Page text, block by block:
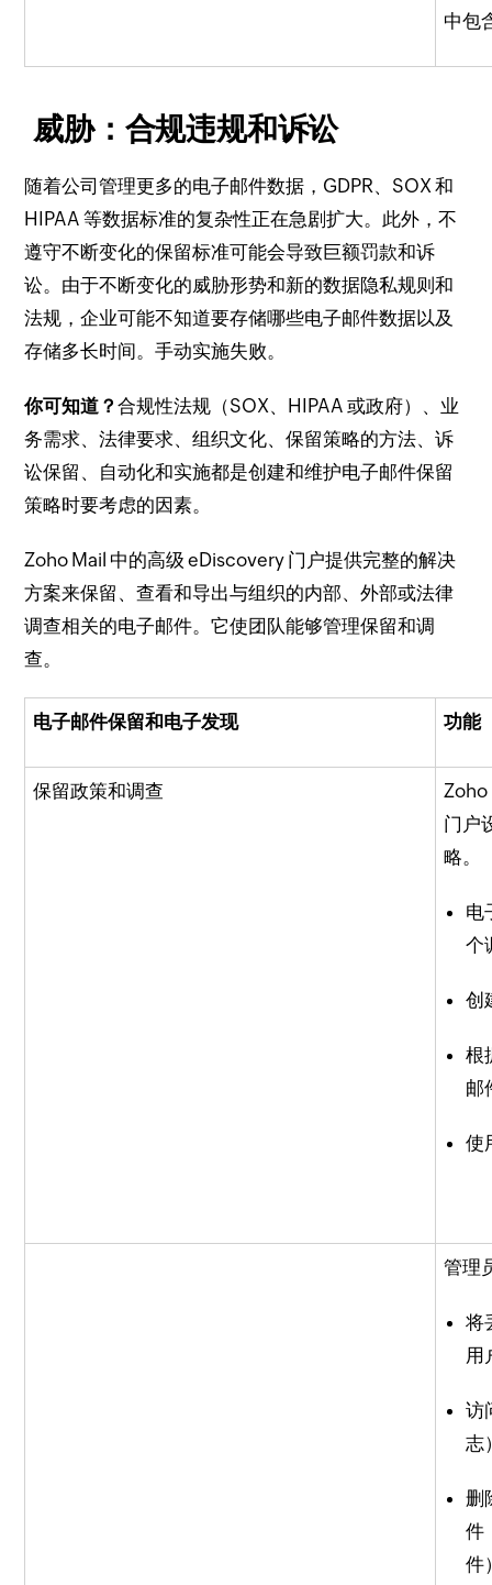
中包
威胁：合规违规和诉讼
随着公司管理更多的电子邮件数据，GDPR、SOX 和
HIPAA 等数据标准的复杂性正在急剧扩大。 此外，不
遵守不断变化的保留标准可能会导致巨额罚款和诉
讼。 由于不断变化的威胁形势和新的数据隐私规则和
法规，企业可能不知道要存储哪些电子邮件数据以及
存储多长时间。手动实施失败。
你可知道？合规性法规（SOX、HIPAA 或政府）、业
务需求、法律要求、组织文化、保留策略的方法、诉
讼保留、自动化和实施都是创建和维护电子邮件保留
策略时要考虑的因素。
Zoho Mail 中的高级 eDiscovery 门户提供完整的解决
方案来保留、查看和导出与组织的内部、外部或法律
调查相关的电子邮件。它使团队能够管理保留和调
查。
电子邮件保留和电子发现 功能
保留政策和调查
Zoho
门户
略。
电
个
创
根
邮
使
管理
将
用
访
志
删
件
件